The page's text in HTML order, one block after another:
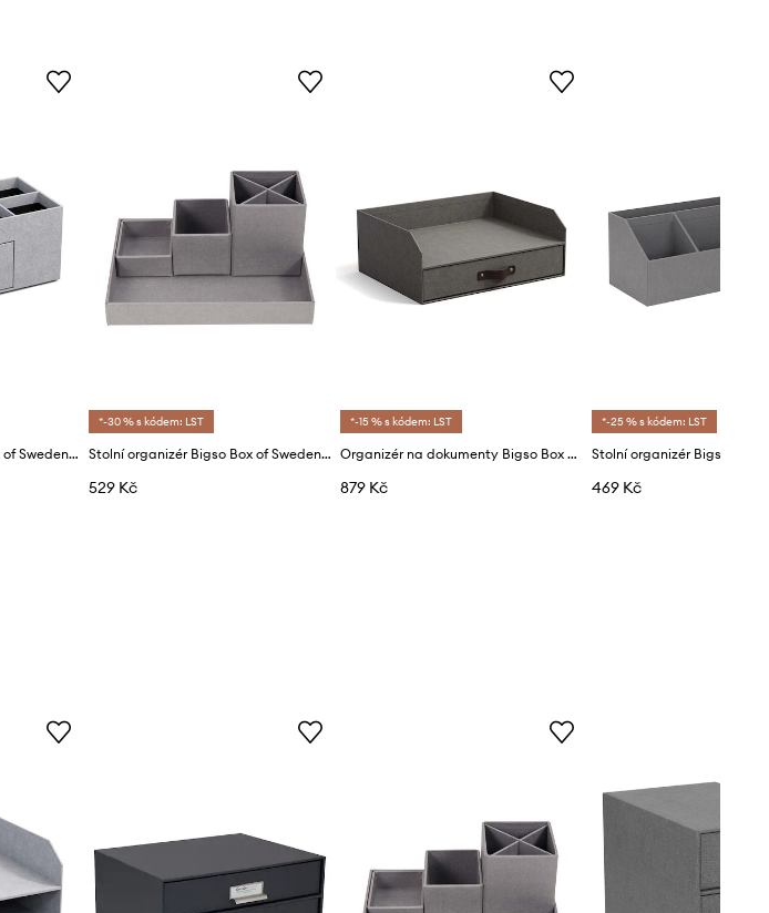
Stolní organizér Bigso Box of Sweden Vendela
*-30 % s kódem: LST
Stolní organizér Bigso Box of Sweden Lena
529 Kč
*-15 % s kódem: LST
Organizér na dokumenty Bigso Box of Sweden Walter
879 Kč
*-25 % s kódem: LST
469 Kč